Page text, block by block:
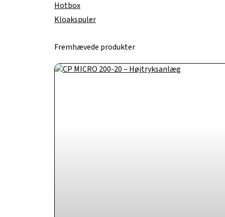
Hotbox
Kloakspuler
Fremhævede produkter